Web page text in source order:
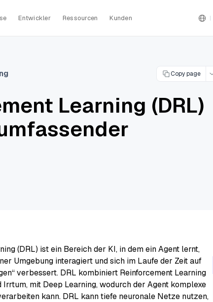
Entwickler Ressourcen Kunden
Copy page
Learning (DRL)
(DRL) ist ein Bereich der KI, in dem ein Agent lernt,
Umgebung interagiert und sich im Laufe der Zeit auf
verbessert. DRL kombiniert Reinforcement Learning
Irrtum, mit Deep Learning, wodurch der Agent komplexe
kann. DRL kann tiefe neuronale Netze nutzen,